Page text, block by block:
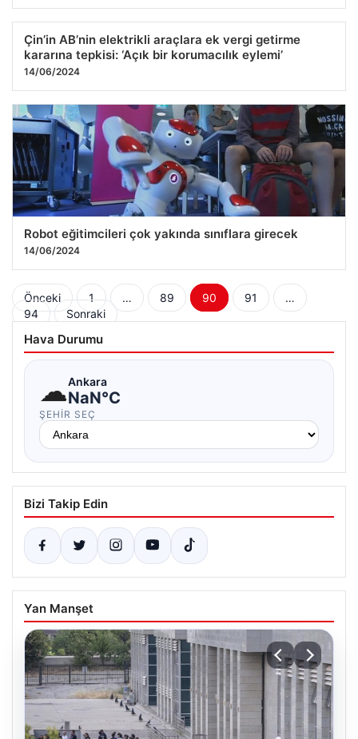
Çin’in AB’nin elektrikli araçlara ek vergi getirme
kararına tepkisi: ‘Açık bir korumacılık eylemi’
14/06/2024
Robot eğitimcileri çok yakında sınıflara girecek
14/06/2024
Yazı
sayfalaması
Önceki 1 … 89 90 91
…
94
Sonraki
Hava Durumu
☁Ankara
NaN°C
ŞEHIR SEÇ
Bizi Takip Edin
Yan Manşet